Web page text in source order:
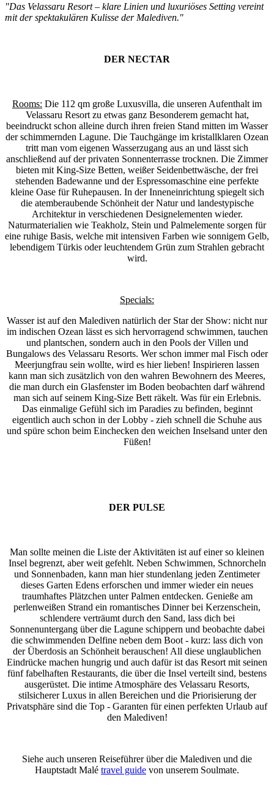
"Das Velassaru Resort – klare Linien und luxuriöses Setting vereint
mit der spektakulären Kulisse der Malediven."
DER NECTAR
Rooms: Die 112 qm große Luxusvilla, die unseren Aufenthalt im
Velassaru Resort zu etwas ganz Besonderem gemacht hat,
beeindruckt schon alleine durch ihren freien Stand mitten im Wasser
der schimmernden Lagune. Die Tauchgänge im kristallklaren Ozean
tritt man vom eigenen Wasserzugang aus an und lässt sich
anschließend auf der privaten Sonnenterrasse trocknen. Die Zimmer
bieten mit King-Size Betten, weißer Seidenbettwäsche, der frei
stehenden Badewanne und der Espressomaschine eine perfekte
kleine Oase für Ruhepausen. In der Inneneinrichtung spiegelt sich
die atemberaubende Schönheit der Natur und landestypische
Architektur in verschiedenen Designelementen wieder.
Naturmaterialien wie Teakholz, Stein und Palmelemente sorgen für
eine ruhige Basis, welche mit intensiven Farben wie sonnigem Gelb,
lebendigem Türkis oder leuchtendem Grün zum Strahlen gebracht
wird.
Specials:
Wasser ist auf den Malediven natürlich der Star der Show: nicht nur
im indischen Ozean lässt es sich hervorragend schwimmen, tauchen
und plantschen, sondern auch in den Pools der Villen und
Bungalows des Velassaru Resorts. Wer schon immer mal Fisch oder
Meerjungfrau sein wollte, wird es hier lieben! Inspirieren lassen
kann man sich zusätzlich von den wahren Bewohnern des Meeres,
die man durch ein Glasfenster im Boden beobachten darf während
man sich auf seinem King-Size Bett räkelt. Was für ein Erlebnis.
Das einmalige Gefühl sich im Paradies zu befinden, beginnt
eigentlich auch schon in der Lobby - zieh schnell die Schuhe aus
und spüre schon beim Einchecken den weichen Inselsand unter den
Füßen!
DER PULSE
Man sollte meinen die Liste der Aktivitäten ist auf einer so kleinen
Insel begrenzt, aber weit gefehlt. Neben Schwimmen, Schnorcheln
und Sonnenbaden, kann man hier stundenlang jeden Zentimeter
dieses Garten Edens erforschen und immer wieder ein neues
traumhaftes Plätzchen unter Palmen entdecken. Genieße am
perlenweißen Strand ein romantisches Dinner bei Kerzenschein,
schlendere verträumt durch den Sand, lass dich bei
Sonnenuntergang über die Lagune schippern und beobachte dabei
die schwimmenden Delfine neben dem Boot - kurz: lass dich von
der Überdosis an Schönheit berauschen! All diese unglaublichen
Eindrücke machen hungrig und auch dafür ist das Resort mit seinen
fünf fabelhaften Restaurants, die über die Insel verteilt sind, bestens
ausgerüstet. Die intime Atmosphäre des Velassaru Resorts,
stilsicherer Luxus in allen Bereichen und die Priorisierung der
Privatsphäre sind die Top - Garanten für einen perfekten Urlaub auf
den Malediven!
Siehe auch unseren Reiseführer über die Malediven und die
Hauptstadt Malé travel guide von unserem Soulmate.